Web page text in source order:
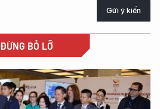
Gửi ý kiến
ĐỪNG BỎ LỠ